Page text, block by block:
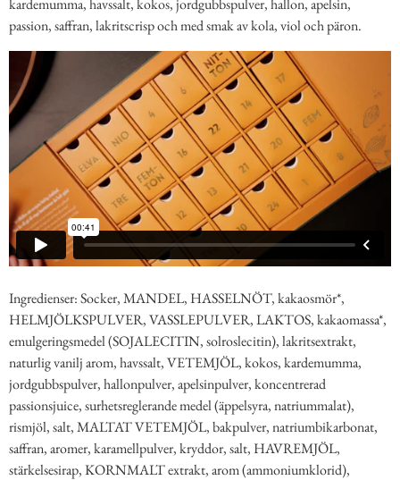
kardemumma, havssalt, kokos, jordgubbspulver, hallon, apelsin,
passion, saffran, lakritscrisp och med smak av kola, viol och päron.
Ingredienser: Socker, MANDEL, HASSELNÖT, kakaosmör*,
HELMJÖLKSPULVER, VASSLEPULVER, LAKTOS, kakaomassa*,
emulgeringsmedel (SOJALECITIN, solroslecitin), lakritsextrakt,
naturlig vanilj arom, havssalt, VETEMJÖL, kokos, kardemumma,
jordgubbspulver, hallonpulver, apelsinpulver, koncentrerad
passionsjuice, surhetsreglerande medel (äppelsyra, natriummalat),
rismjöl, salt, MALTAT VETEMJÖL, bakpulver, natriumbikarbonat,
saffran, aromer, karamellpulver, kryddor, salt, HAVREMJÖL,
stärkelsesirap, KORNMALT extrakt, arom (ammoniumklorid),